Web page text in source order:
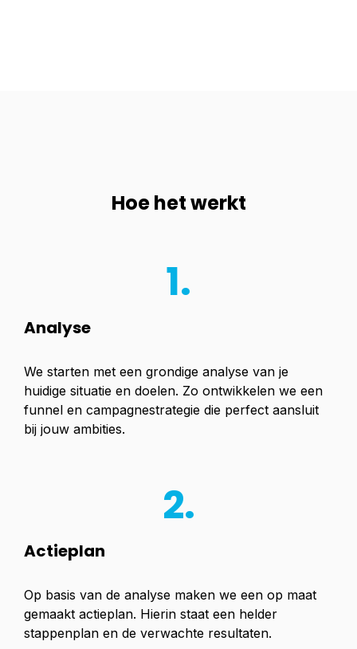
Hoe het werkt
1.
Analyse
We starten met een grondige analyse van je
huidige situatie en doelen. Zo ontwikkelen we een
funnel en campagnestrategie die perfect aansluit
bij jouw ambities.
2.
Actieplan
Op basis van de analyse maken we een op maat
gemaakt actieplan. Hierin staat een helder
stappenplan en de verwachte resultaten.